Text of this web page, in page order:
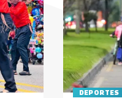
DEPORTES